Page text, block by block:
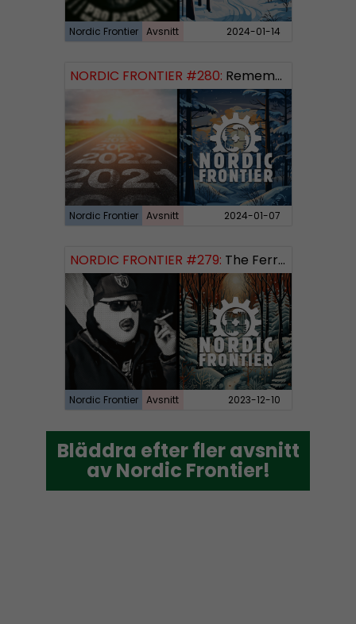
Nordic Frontier Avsnitt 2024-01-14
NORDIC FRONTIER #280: Remembering 2023 and looking forward
Nordic Frontier Avsnitt 2024-01-07
NORDIC FRONTIER #279: The Ferryman’s Toll
Nordic Frontier Avsnitt 2023-12-10
Bläddra efter fler avsnitt
av Nordic Frontier!
Bläddra efter fler avsnitt
av Nordic Frontier!